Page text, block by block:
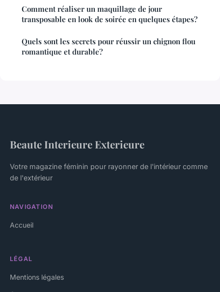
Comment réaliser un maquillage de jour
transposable en look de soirée en quelques étapes?
Quels sont les secrets pour réussir un chignon flou
romantique et durable?
Beaute Interieure Exterieure
Votre magazine féminin pour rayonner de l'intérieur comme
de l'extérieur
NAVIGATION
Accueil
LÉGAL
Mentions légales